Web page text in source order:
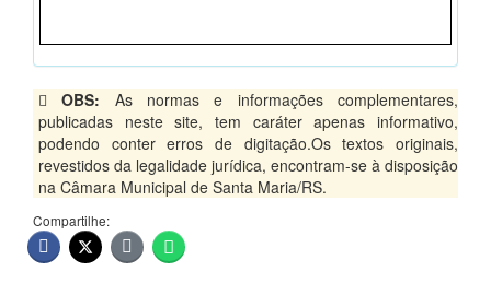
OBS: As normas e informações complementares,
publicadas neste site, tem caráter apenas informativo,
podendo conter erros de digitação.Os textos originais,
revestidos da legalidade jurídica, encontram-se à disposição
na Câmara Municipal de Santa Maria/RS.
Compartilhe: